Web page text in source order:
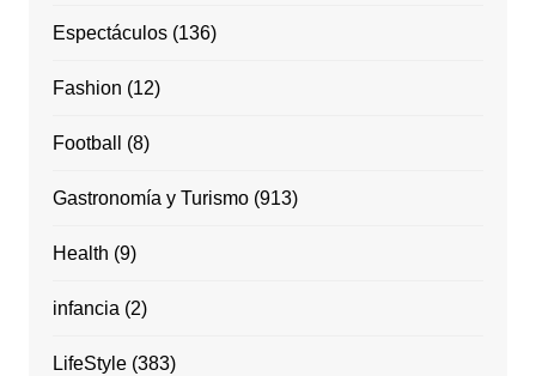
Espectáculos(136)
Fashion (12)
Football (8)
Gastronomía y Turismo(913)
Health (9)
infancia (2)
LifeStyle(383)